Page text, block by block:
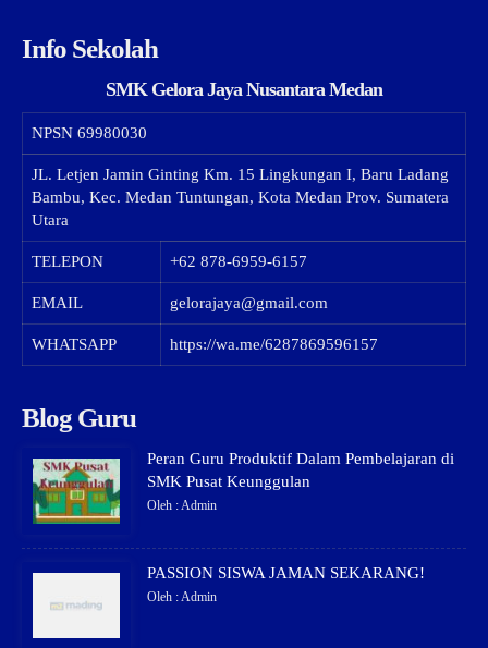
Info Sekolah
SMK Gelora Jaya Nusantara Medan
NPSN 69980030
JL. Letjen Jamin Ginting Km. 15 Lingkungan I, Baru Ladang
Bambu, Kec. Medan Tuntungan, Kota Medan Prov. Sumatera
Utara
TELEPON +62 878-6959-6157
EMAIL gelorajaya@gmail.com
WHATSAPP https://wa.me/6287869596157
Blog Guru
Peran Guru Produktif Dalam Pembelajaran di
SMK Pusat Keunggulan
Oleh : Admin
PASSION SISWA JAMAN SEKARANG!
Oleh : Admin